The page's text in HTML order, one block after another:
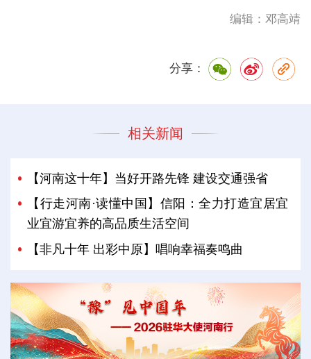
编辑：邓高靖
分享：
相关新闻
【河南这十年】当好开路先锋 建设交通强省
【行走河南·读懂中国】信阳：全力打造宜居宜
业宜游宜养的高品质生活空间
【非凡十年 出彩中原】唱响幸福奏鸣曲